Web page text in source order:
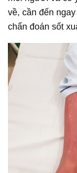
về, cần đến
chẩn đoán sốt